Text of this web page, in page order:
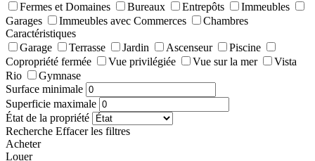
Fermes et Domaines
Bureaux Entrepôts
Immeubles
Garages
Immeubles avec Commerces
Chambres
Caractéristiques
Garage
Terrasse Jardin Ascenseur
Piscine
Copropriété fermée
Vue privilégiée Vue sur la mer
Vista
Rio
Gymnase
Surface minimale
Superficie maximale
État de la propriété
Recherche Effacer les filtres
Acheter
Louer